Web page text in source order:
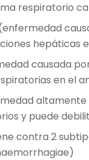
respiratorio
hepáticas
causada
en el
y puede
contra 2